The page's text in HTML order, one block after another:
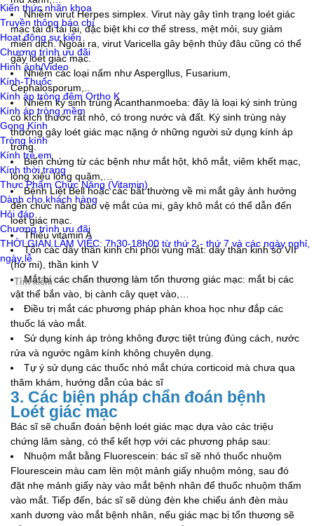
Kiến thức nhãn khoa
Truyền thông báo chí
Hoạt động sự kiện
Chương trình ưu đãi
Hình ảnh/Video
Kính-Thuốc
Kính áp tròng đêm Ortho K
Kính áp tròng mềm
Gọng Kính
Tròng kính
Kính trẻ em
Kính thời trang
Thực Phẩm Chức Năng (Vitamin)
Dành cho khách hàng
Hỏi đáp
Chương trình ưu đãi
THỜI GIAN LÀM VIỆC: 7h30-18h00 từ thứ 2 - thứ 7 và các ngày nghỉ,
ngày lễ
Nhiễm virut Herpes simplex. Virut này gây tình trạng loét giác
mạc tái đi tái lại, đặc biệt khi cơ thể stress, mệt mỏi, suy giảm
miễn dịch. Ngoài ra, virut Varicella gây bệnh thủy đâu cũng có thể
gây loét giác mạc.
Nhiễm các loại nấm như Aspergllus, Fusarium,
Cephalosporum,..
Nhiễm ký sinh trùng Acanthanmoeba: đây là loại ký sinh trùng
có kích thước rất nhỏ, có trong nước và đất. Ký sinh trùng này
thường gây loét giác mạc nặng ở những người sử dụng kính áp
tròng.
Biến chứng từ các bệnh như mắt hột, khô mắt, viêm khết mạc,
lông xiêu lông quặm,…
Bệnh Liệt Bell hoặc các bất thường về mi mắt gây ảnh hưởng
đến chức năng bảo vệ mắt của mi, gây khô mắt có thể dẫn đến
loét giác mạc.
Thiếu vitamin A
Tổn các dây thần kinh chi phối vùng mắt: dây thần kinh số VII
(hở mi), thần kinh V
Mắt bị các chấn thương làm tổn thương giác mạc: mắt bị các
vật thể bắn vào, bị cành cây quẹt vào,…
Điều trị mắt các phương pháp phản khoa học như đắp các
thuốc lá vào mắt.
Sử dụng kính áp tròng không được tiệt trùng đúng cách, nước
rửa và ngước ngâm kính không chuyên dụng.
Tự ý sử dụng các thuốc nhỏ mắt chứa corticoid mà chưa qua
thăm khám, hướng dẫn của bác sĩ
3. Các biện pháp chẩn đoán bệnh
Loét giác mạc
Bác sĩ sẽ chuẩn đoán bệnh loét giác mạc dựa vào các triệu
chứng lâm sàng, có thể kết hợp với các phương pháp sau:
Nhuộm mắt bằng Fluorescein: bác sĩ sẽ nhỏ thuốc nhuộm
Flourescein màu cam lên một mảnh giấy nhuộm mỏng, sau đó
đặt nhẹ mảnh giấy này vào mắt bệnh nhân để thuốc nhuộm thấm
vào mắt. Tiếp đến, bác sĩ sẽ dùng đèn khe chiếu ánh đèn màu
xanh dương vào mắt bệnh nhân, nếu giác mạc bị tổn thương sẽ